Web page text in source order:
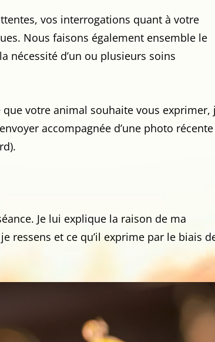
vos interrogations quant à votre
Nous faisons également ensemble le
nécessité d’un ou plusieurs soins
que votre animal souhaite vous exprimer,
accompagnée d’une photo récente
Je lui explique la raison de ma
ressens et ce qu’il exprime par le biais